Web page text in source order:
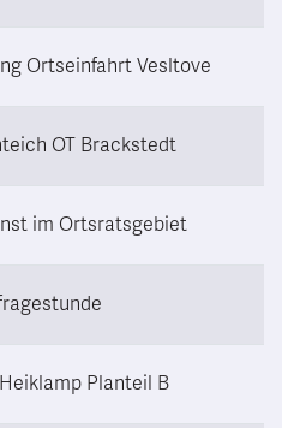
Ortseinfahrt Vesltove
OT Brackstedt
im Ortsratsgebiet
Planteil B